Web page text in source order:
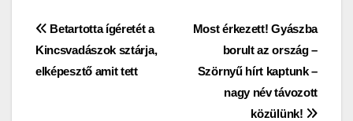
Bejegyzés
navigáció
Most érkezett! Gyászba
borult az ország –
Szörnyű hírt kaptunk –
nagy név távozott
közülünk!
Betartotta ígéretét a
Kincsvadászok sztárja,
elképesztő amit tett